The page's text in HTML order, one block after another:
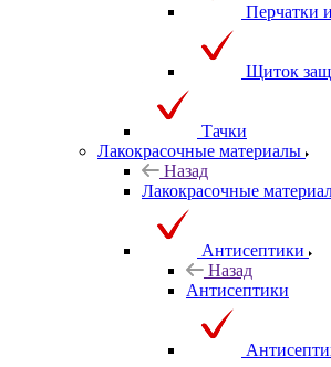
Перчатки
Щиток
Тачки
Лакокрасочные материалы
Назад
Лакокрасочные
Антисептики
Назад
Антисептики